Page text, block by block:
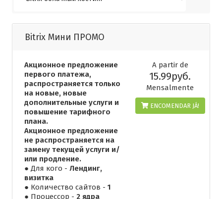
Bitrix Мини ПРОМО
Акционное предложение
первого платежа,
распространяется только
на новые, новые
дополнительные услуги и
повышение тарифного
плана.
Акционное предложение
не распространяется на
замену текущей услуги и/
или продление.
● Для кого - Лендинг,
визитка
● Количество сайтов - 1
● Процессор - 2 ядра
A partir de
15.99руб.
Mensalmente
ENCOMENDAR JÁ!